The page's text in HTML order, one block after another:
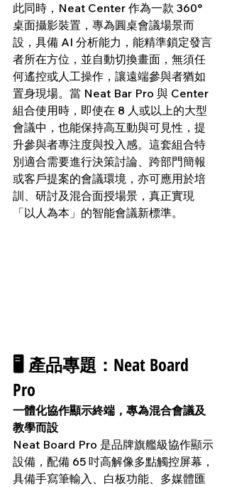
此同時，Neat Center 作為一款 360°
桌面攝影裝置，專為圓桌會議場景而
設，具備 AI 分析能力，能精準鎖定發言
者所在方位，並自動切換畫面，無須任
何遙控或人工操作，讓遠端參與者猶如
置身現場。當 Neat Bar Pro 與 Center
組合使用時，即使在 8 人或以上的大型
會議中，也能保持高互動與可見性，提
升參與者專注度與投入感。這套組合特
別適合需要進行決策討論、跨部門簡報
或客戶提案的會議環境，亦可應用於培
訓、研討及混合面授場景，真正實現
「以人為本」的智能會議新標準。
🖥 產品專題：Neat Board
Pro
一體化協作顯示終端，專為混合會議及
教學而設
Neat Board Pro 是品牌旗艦級協作顯示
設備，配備 65 吋高解像多點觸控屏幕，
具備手寫筆輸入、白板功能、多媒體匯